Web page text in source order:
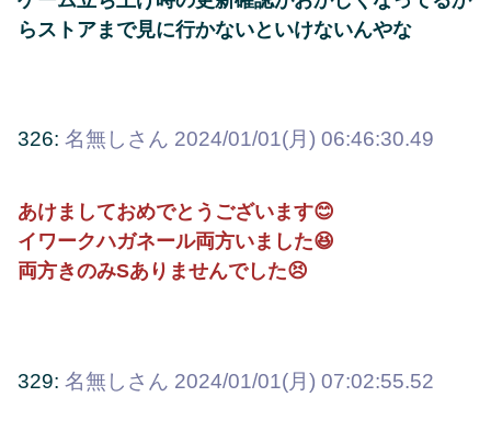
らストアまで見に行かないといけないんやな
326: 名無しさん 2024/01/01(月) 06:46:30.49
あけましておめでとうございます😊
イワークハガネール両方いました😆
両方きのみSありませんでした😣
329: 名無しさん 2024/01/01(月) 07:02:55.52